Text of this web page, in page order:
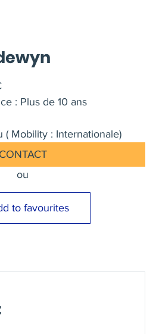
: Plus de 10 ans
( Mobility : Internationale)
CONTACT
ou
to favourites